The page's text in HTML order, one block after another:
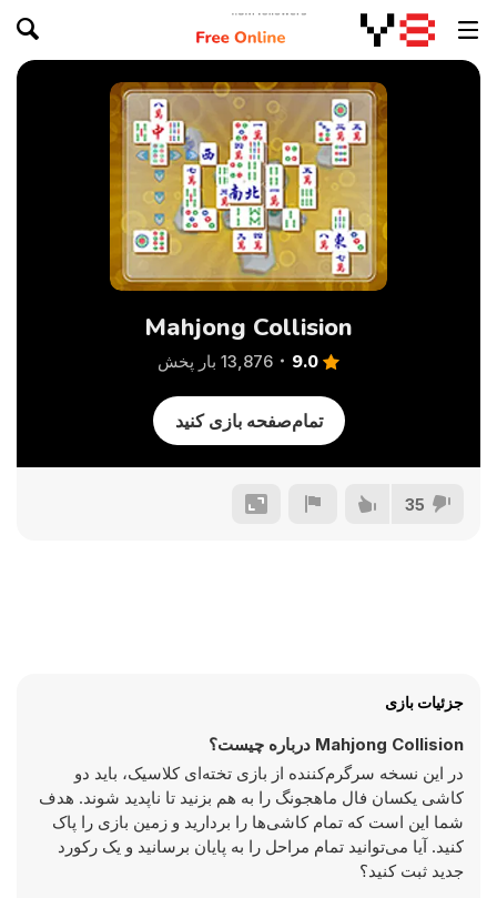
Mahjong Collision
9.0 13,876 بار پخش
تمام‌صفحه بازی کنید
35
جزئیات بازی
Mahjong Collision درباره چیست؟
در این نسخه سرگرم‌کننده از بازی تخته‌ای کلاسیک، باید دو
کاشی یکسان فال ماهجونگ را به هم بزنید تا ناپدید شوند. هدف
شما این است که تمام کاشی‌ها را بردارید و زمین بازی را پاک
کنید. آیا می‌توانید تمام مراحل را به پایان برسانید و یک رکورد
جدید ثبت کنید؟